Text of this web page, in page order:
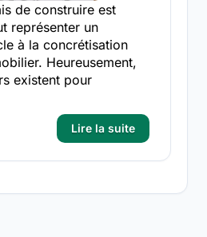
de construire est
représenter un
à la concrétisation
Heureusement,
existent pour
Lire la suite